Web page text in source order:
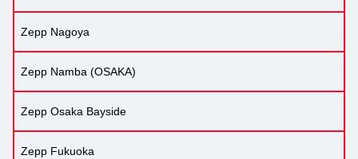
Zepp Nagoya
Zepp Namba (OSAKA)
Zepp Osaka Bayside
Zepp Fukuoka